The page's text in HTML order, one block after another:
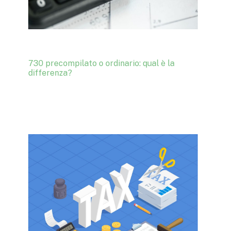
730 precompilato o ordinario: qual è la
differenza?